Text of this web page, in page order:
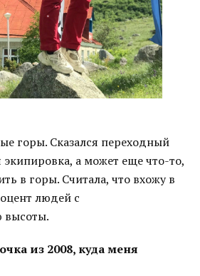
горы. Сказался переходный
экипировка, а может еще что-то,
в горы. Считала, что вхожу в
людей с
высоты.
из 2008, куда меня